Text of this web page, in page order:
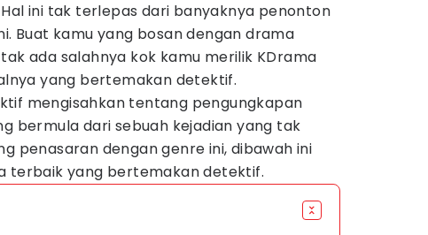
ini tak terlepas dari banyaknya penonton
Buat kamu yang bosan dengan drama
ada salahnya kok kamu merilik KDrama
yang bertemakan detektif.
mengisahkan tentang pengungkapan
bermula dari sebuah kejadian yang tak
penasaran dengan genre ini, dibawah ini
terbaik yang bertemakan detektif.